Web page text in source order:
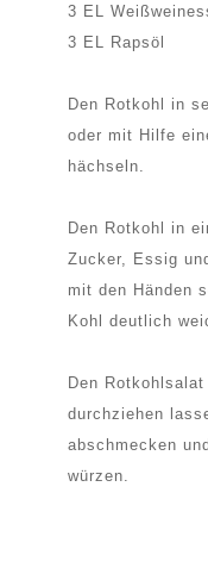
3 EL
3 EL Rapsöl
Den Rotkohl in
oder mit Hilfe
hächseln.
Den Rotkohl in
Zucker, Essig
mit den Händen
Kohl deutlich
Den
durchziehen
abschmecken
würzen.